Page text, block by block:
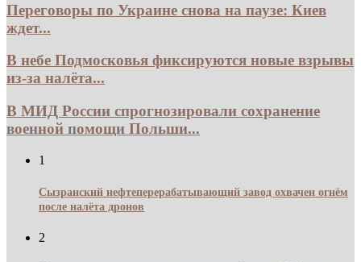
Переговоры по Украине снова на паузе: Киев
ждет...
В небе Подмосковья фиксируются новые взрывы
из-за налёта...
В МИД России спрогнозировали сохранение
военной помощи Польши...
1
Сызранский нефтеперерабатывающий завод охвачен огнём
после налёта дронов
2